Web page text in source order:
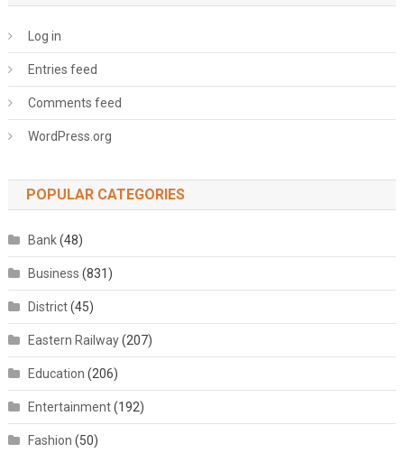
Log in
Entries feed
Comments feed
WordPress.org
POPULAR CATEGORIES
Bank(48)
Business (831)
District(45)
Eastern Railway(207)
Education (206)
Entertainment(192)
Fashion (50)